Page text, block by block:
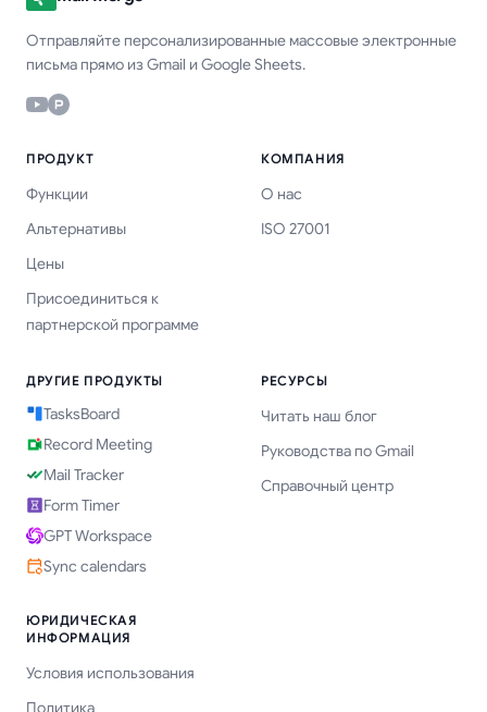
Отправляйте персонализированные массовые электронные
письма прямо из Gmail и Google Sheets.
ПРОДУКТ
Функции
Альтернативы
Цены
Присоединиться к
партнерской программе
КОМПАНИЯ
О нас
ISO 27001
ДРУГИЕ ПРОДУКТЫ
TasksBoard
Record Meeting
Mail Tracker
Form Timer
GPT Workspace
Sync calendars
РЕСУРСЫ
Читать наш блог
Руководства по Gmail
Справочный центр
ЮРИДИЧЕСКАЯ
ИНФОРМАЦИЯ
Условия использования
Политика